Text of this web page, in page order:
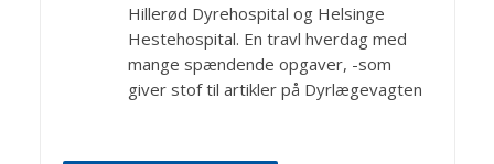
Hillerød Dyrehospital og Helsinge
Hestehospital. En travl hverdag med
mange spændende opgaver, -som
giver stof til artikler på Dyrlægevagten